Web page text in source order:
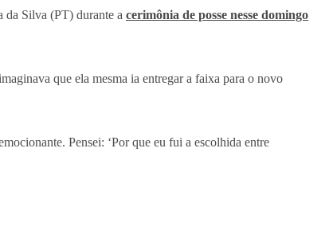
da Silva (PT) durante a cerimônia de posse nesse domingo
que ela mesma ia entregar a faixa para o novo
Pensei: ‘Por que eu fui a escolhida entre